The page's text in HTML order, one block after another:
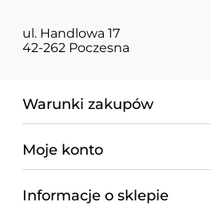
ul. Handlowa 17
42-262 Poczesna
Warunki zakupów
Moje konto
Informacje o sklepie